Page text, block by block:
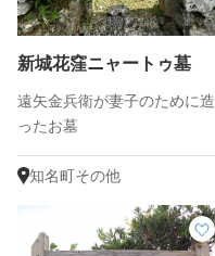
新城花窪ニャートゥ墓
遠矢金兵衛が妻子のために造
ったお墓
知名町その他